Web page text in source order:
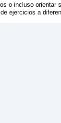
o incluso
ejercicios a